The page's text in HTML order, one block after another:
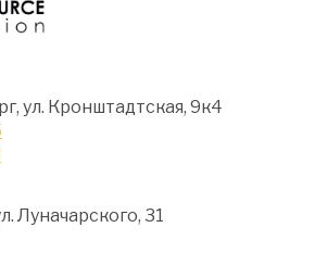
ул. Кронштадтская, 9к4
Луначарского, 31